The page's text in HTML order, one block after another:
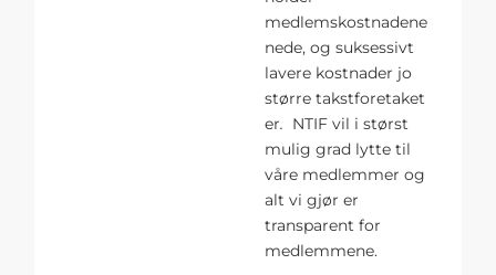
medlemskostnadene
nede, og suksessivt
lavere kostnader jo
større takstforetaket
er. NTIF vil i størst
mulig grad lytte til
våre medlemmer og
alt vi gjør er
transparent for
medlemmene.